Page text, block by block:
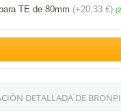
TE de 80mm (+20,33 €)
DETALLADA DE